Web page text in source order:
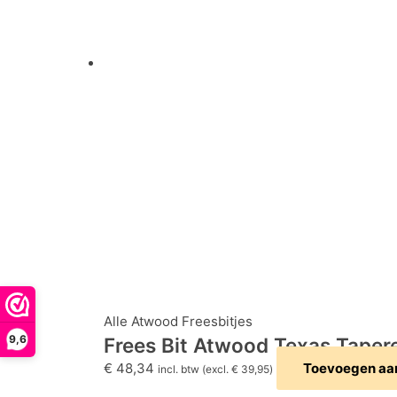
9,6
Alle Atwood Freesbitjes
Frees Bit Atwood Texas
€ 48,34 incl. btw (excl. € 39,95) Toevoegen